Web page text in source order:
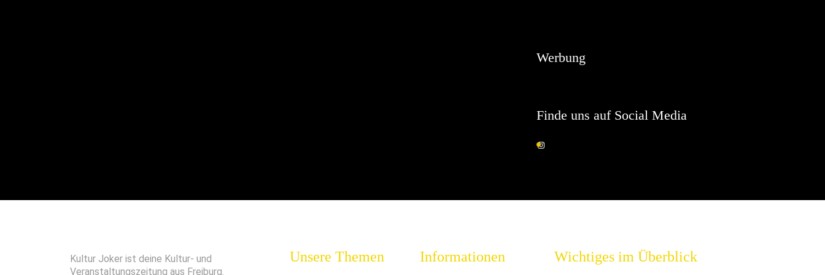
Werbung
Finde uns auf Social Media
Kultur Joker ist deine Kultur- und
Veranstaltungszeitung aus Freiburg.
Unsere Themen Informationen Wichtiges im Überblick